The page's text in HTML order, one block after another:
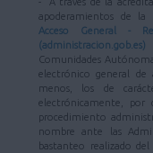
- A través de la
apoderamientos de
Acceso General -
(administracion.gob.es)
Comunidades
electrónico general de
menos, los de
electrónicamente,
procedimiento
nombre ante las
bastanteo realizado